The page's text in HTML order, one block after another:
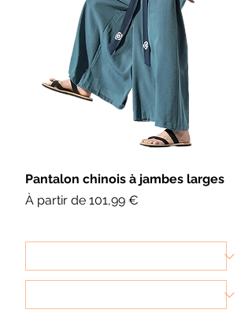
Pantalon chinois à jambes larges
À partir de 101,99 €
Prix promotionnel